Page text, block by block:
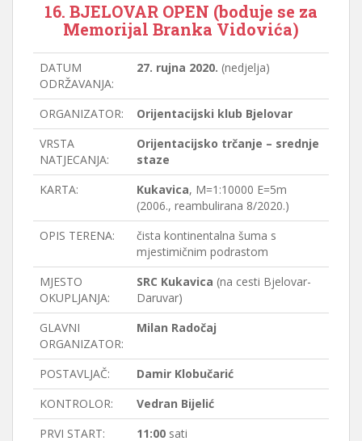
16. BJELOVAR OPEN (boduje se za
Memorijal Branka Vidovića)
DATUM
ODRŽAVANJA:
27. rujna 2020. (nedjelja)
ORGANIZATOR:
Orijentacijski klub Bjelovar
VRSTA
NATJECANJA:
Orijentacijsko trčanje – srednje
staze
KARTA:
Kukavica, M=1:10000 E=5m
(2006., reambulirana 8/2020.)
OPIS TERENA:
čista kontinentalna šuma s
mjestimičnim podrastom
MJESTO
OKUPLJANJA:
SRC Kukavica (na cesti Bjelovar-
Daruvar)
GLAVNI
ORGANIZATOR:
Milan Radočaj
POSTAVLJAČ:
Damir Klobučarić
KONTROLOR:
Vedran Bijelić
PRVI START:
11:00 sati